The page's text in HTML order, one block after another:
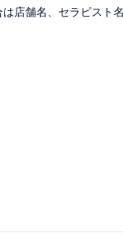
店舗名、セラピスト